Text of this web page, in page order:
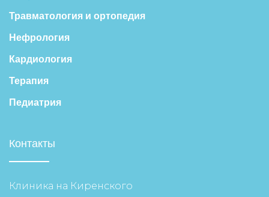
Травматология и ортопедия
Нефрология
Кардиология
Терапия
Педиатрия
Контакты
Клиника на Киренского